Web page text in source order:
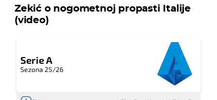
Zekić o nogometnoj propasti Italije
(video)
Serie A
Sezona 25/26